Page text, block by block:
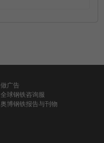
做广告
全球钢铁咨询服
奥博钢铁报告与刊物